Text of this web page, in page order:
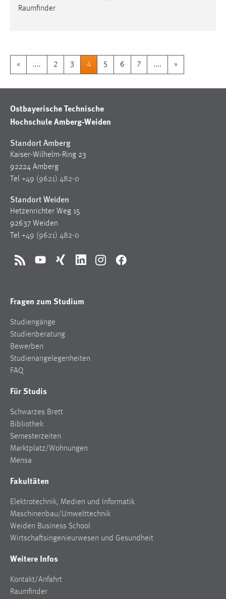
Raumfinder
« .... 2 3 4 5 6 7 .... »
Ostbayerische Technische
Hochschule Amberg-Weiden
Standort Amberg
Kaiser-Wilhelm-Ring 23
92224 Amberg
Tel +49 (9621) 482-0
Standort Weiden
Hetzenrichter Weg 15
92637 Weiden
Tel +49 (9621) 482-0
RSS YouTubeXing LinkedInInstagramFacebook
Fragen zum Studium
Studiengänge
Studienberatung
Bewerben
Studienangelegenheiten
FAQ
Für Studis
Schwarzes Brett
Bibliothek
Semesterzeiten
Marktplatz/Wohnungen
Mensa
Fakultäten
Elektrotechnik, Medien und Informatik
Maschinenbau/Umwelttechnik
Weiden Business School
Wirtschaftsingenieurwesen und Gesundheit
Weitere Infos
Kontakt/Anfahrt
Raumfinder